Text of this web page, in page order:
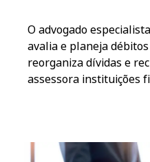
O advogado
avalia e planeja
reorganiza dívidas e
assessora instituições